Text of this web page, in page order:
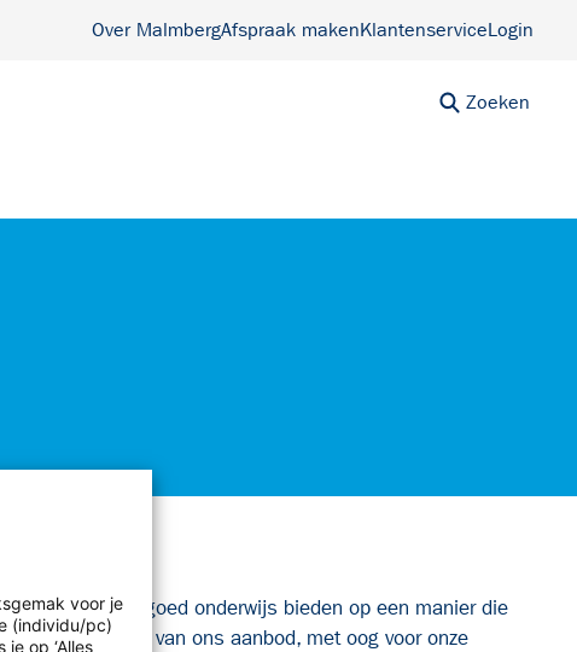
Over MalmbergAfspraak makenKlantenserviceLogin
Zoeken
We willen goed onderwijs bieden op een manier die
het verbeteren van ons aanbod, met oog voor onze
voor je
(individu/pc)
op ‘Alles